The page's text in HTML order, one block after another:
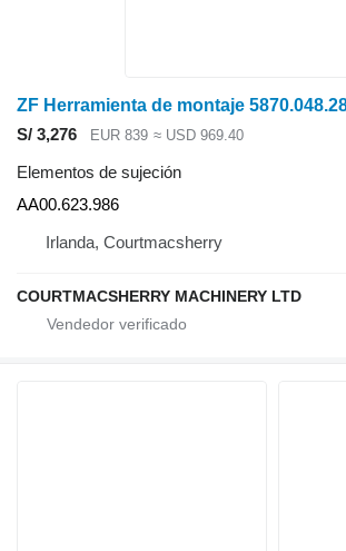
ZF Herramienta de montaje
S/ 3,276
EUR 839 ≈ USD 969.40
Elementos de sujeción
AA00.623.986
Irlanda, Courtmacsherry
COURTMACSHERRY MACHINERY LTD